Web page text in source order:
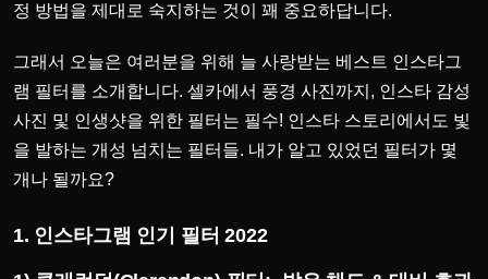
정 방법을 제대로 숙지하는 것이 꽤 중요하답니다.
그래서 오늘은 여러분을 위해 늘 사랑받는 베스트 인스타그
램 필터를 소개합니다. 셀카에서 풍경 사진까지, 인스타 감성
사진 및 인생샷을 위한 필터는 필수! 인스타 스토리에서도 빛
을 발하는 개성 넘치는 필터들. 내가 알고 있었던 필터가 몇
개나 될까요?
1. 인스타그램 인기 필터 2022